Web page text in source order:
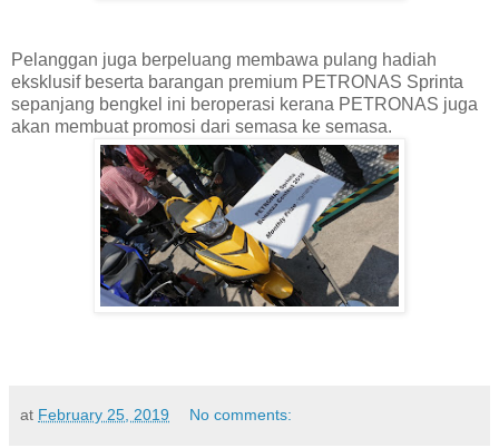
Pelanggan juga berpeluang membawa pulang hadiah
eksklusif beserta barangan premium PETRONAS Sprinta
sepanjang bengkel ini beroperasi kerana PETRONAS juga
akan membuat promosi dari semasa ke semasa.
at February 25, 2019 No comments: